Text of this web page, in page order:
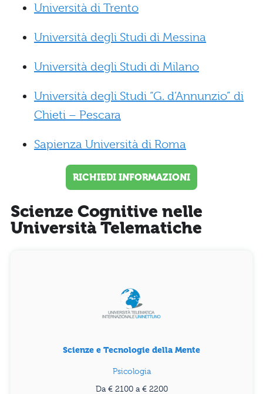
Università di Trento
Università degli Studi di Messina
Università degli Studi di Milano
Università degli Studi “G. d’Annunzio” di
Chieti – Pescara
Sapienza Università di Roma
RICHIEDI INFORMAZIONI
Scienze Cognitive nelle
Università Telematiche
Scienze e Tecnologie della Mente
Psicologia
Da € 2100 a € 2200